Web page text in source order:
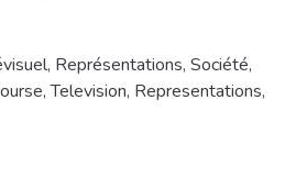
, Représentations, Société,
,Television, Representations,